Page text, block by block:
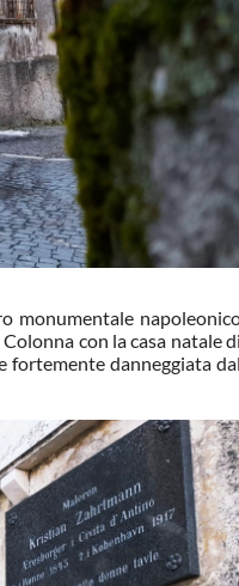
monumentale
con la casa natale
fortemente danneggiata